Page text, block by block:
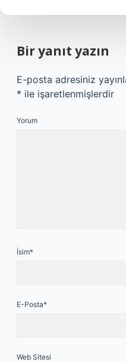
Bir yanıt yazın
E-posta adresiniz
* ile işaretlenmişlerdir
Yorum
İsim*
E-Posta*
Web Sitesi